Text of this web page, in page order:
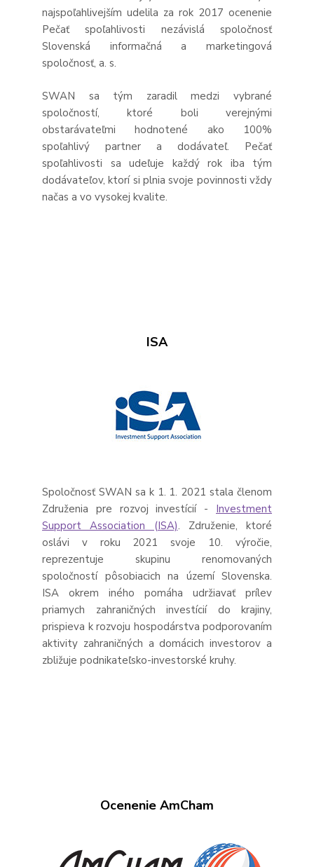
najspoľahlivejším udelila za rok 2017 ocenenie
Pečať spoľahlivosti nezávislá spoločnosť
Slovenská informačná a marketingová
spoločnosť, a. s.
SWAN sa tým zaradil medzi vybrané
spoločností, ktoré boli verejnými
obstarávateľmi hodnotené ako 100%
spoľahlivý partner a dodávateľ. Pečať
spoľahlivosti sa udeľuje každý rok iba tým
dodávateľov, ktorí si plnia svoje povinnosti vždy
načas a vo vysokej kvalite.
ISA
Spoločnosť SWAN sa k 1. 1. 2021 stala členom
Združenia pre rozvoj investícií - Investment
Support Association (ISA). Združenie, ktoré
oslávi v roku 2021 svoje 10. výročie,
reprezentuje skupinu renomovaných
spoločností pôsobiacich na území Slovenska.
ISA okrem iného pomáha udržiavať prílev
priamych zahraničných investícií do krajiny,
prispieva k rozvoju hospodárstva podporovaním
aktivity zahraničných a domácich investorov a
zbližuje podnikateľsko-investorské kruhy.
Ocenenie AmCham